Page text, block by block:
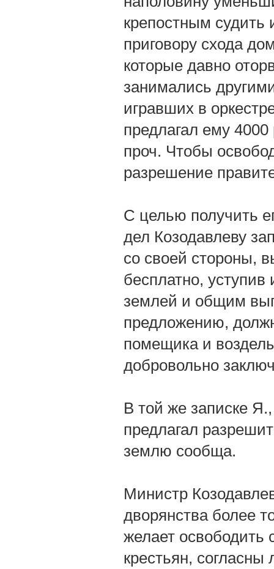
крепостным судить
приговору схода
которые давно
занимались
игравших в
предлагал ему
проч. Чтобы
разрешение
С целью получить
дел Козодавлеву
со своей стороны,
бесплатно,
землей и общим
предложению,
помещика и
добровольно
В той же записке
предлагал
землю сообща.
Министр
дворянства более
желает освободить
крестьян,